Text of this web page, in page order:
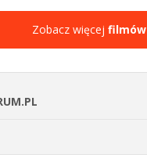
Zobacz więcej filmów